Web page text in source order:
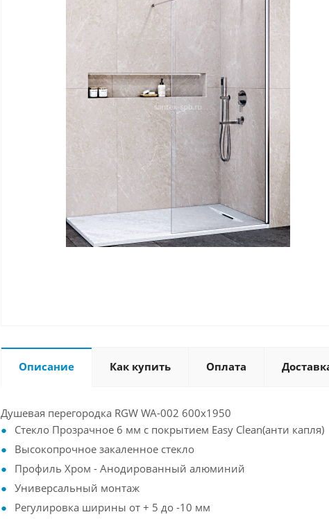
Описание Как купить Оплата
Душевая перегородка RGW WA-002 600x1950
Стекло Прозрачное 6 мм с покрытием Easy Clean(анти капля)
Высокопрочное закаленное стекло
Профиль Хром - Анодированный алюминий
Универсальный монтаж
Регулировка ширины от + 5 до -10 мм